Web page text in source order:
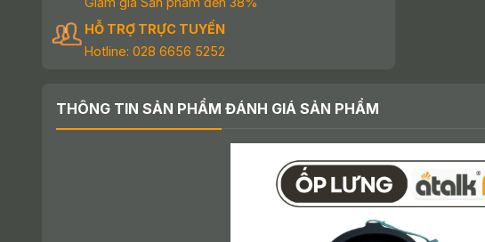
HỖ TRỢ TRỰC TUYẾN
Hotline: 028 6656 5252
THÔNG TIN SẢN PHẨM ĐÁNH GIÁ SẢN PHẨM